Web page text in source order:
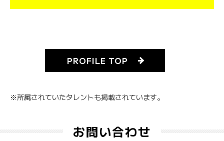
PROFILE TOP
※所属されていたタレントも掲載されています。
お問い合わせ